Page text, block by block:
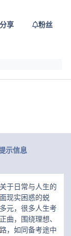
分享 粉丝
片
示信息
于日常与人生的
现实困惑的蜕
元，很多人生考
曲，围绕理想、
，如同备考途中